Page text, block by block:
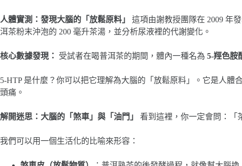
人體實測：發現大腦的「放鬆原料」
這項由謝教授團隊在 2009 年
洱茶粉末沖泡的 200 毫升茶湯，並分析尿液裡的代謝變化。
核心數據發現： 受試者在喝普洱茶的期間，體內一種名為 5-羥色胺
5-HTP 是什麼？你可以把它理解為大腦的「放鬆原料」。它是人
頭痛。
解開迷思：大腦的「煞車」與「油門」 看到這裡，你一定會問：「
我們可以用一個生活化的比喻來形容：